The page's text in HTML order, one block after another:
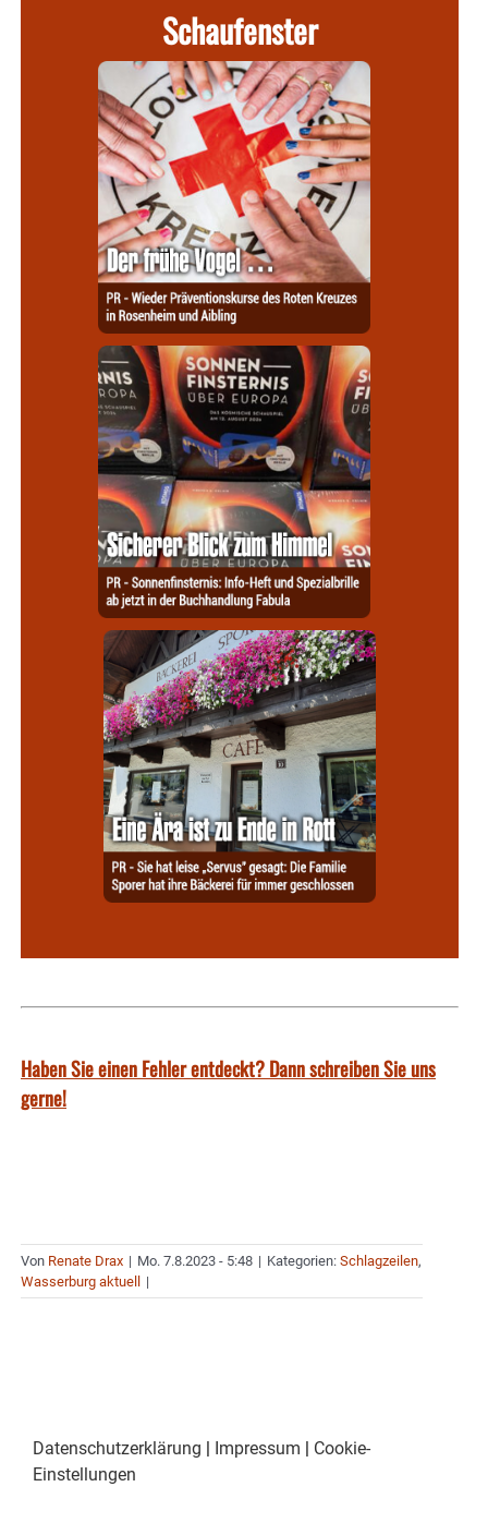
Schaufenster
Haben Sie einen Fehler entdeckt? Dann schreiben Sie uns
gerne!
Von Renate Drax | Mo. 7.8.2023 - 5:48 | Kategorien: Schlagzeilen,
Wasserburg aktuell
|
Datenschutzerklärung | Impressum | Cookie-
Einstellungen